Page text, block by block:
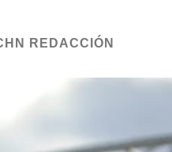
REDACCIÓN